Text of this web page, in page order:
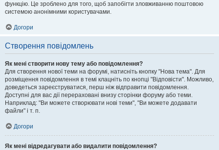
функцію. Це зроблено для того, щоб запобігти зловживанню поштовою
системою анонімними користувачами.
Догори
Створення повідомлень
Як мені створити нову тему або повідомлення?
Для створення нової теми на форумі, натисніть кнопку "Нова тема". Для
розміщення повідомлення в темі клацніть по кнопці "Відповісти". Можливо,
доведеться зареєструватися, перш ніж відправити повідомлення.
Доступні для вас дії перераховані внизу сторінки форуму або теми.
Наприклад: "Ви можете створювати нові теми", "Ви можете додавати
файли" і т. п.
Догори
Як мені відредагувати або видалити повідомлення?